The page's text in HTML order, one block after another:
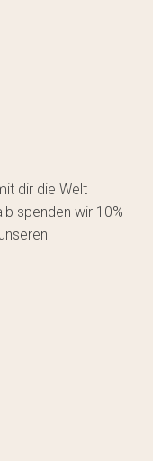
dir die Welt
spenden wir 10%